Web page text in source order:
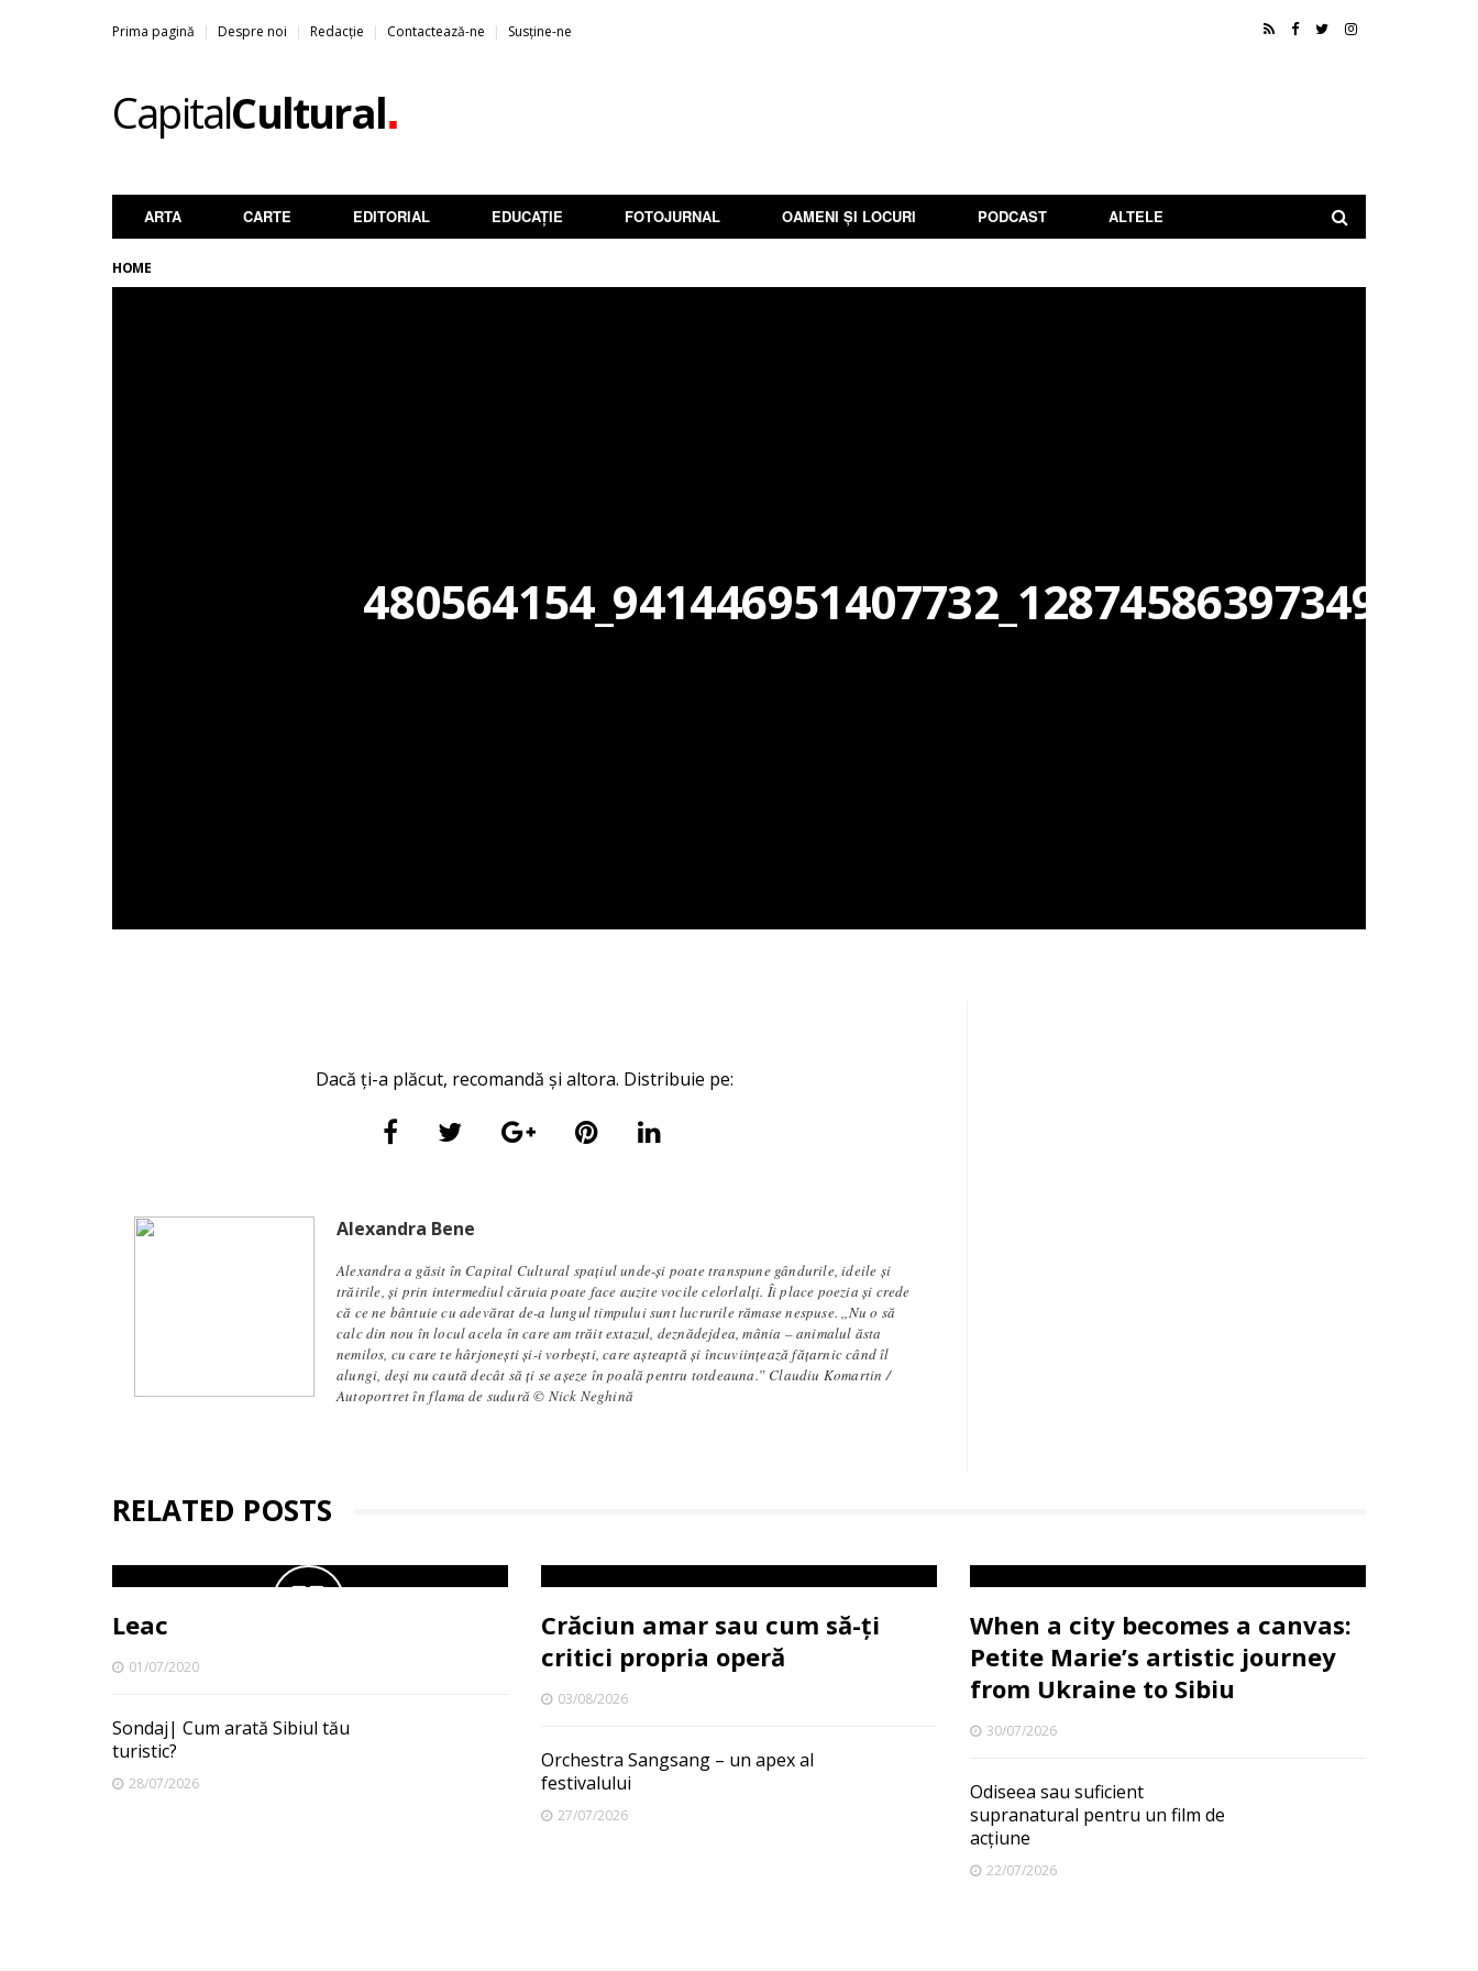
Prima pagină Despre noi Redacție Contactează-ne Susține-ne
CapitalCultural.
ARTA CARTE EDITORIAL EDUCAȚIE FOTOJURNAL OAMENI ȘI LOCURI PODCAST ALTELE
HOME
Dacă ți-a plăcut, recomandă și altora. Distribuie pe:
Alexandra Bene
Alexandra a găsit în Capital Cultural spațiul unde-și poate transpune gândurile, ideile și
trăirile, și prin intermediul căruia poate face auzite vocile celorlalți. Îi place poezia și crede
că ce ne bântuie cu adevărat de-a lungul timpului sunt lucrurile rămase nespuse. ,,Nu o să
calc din nou în locul acela în care am trăit extazul, deznădejdea, mânia – animalul ăsta
nemilos, cu care te hârjonești și-i vorbești, care așteaptă și încuviințează fățarnic când îl
alungi, deși nu caută decât să ți se așeze în poală pentru totdeauna.” Claudiu Komartin /
Autoportret în flama de sudură © Nick Neghină
RELATED POSTS
Leac
01/07/2020
Sondaj| Cum arată Sibiul tău
turistic?
28/07/2026
Crăciun amar sau cum să-ți
critici propria operă
03/08/2026
Orchestra Sangsang – un apex al
festivalului
27/07/2026
When a city becomes a canvas:
Petite Marie’s artistic journey
from Ukraine to Sibiu
30/07/2026
Odiseea sau suficient
supranatural pentru un film de
acțiune
22/07/2026